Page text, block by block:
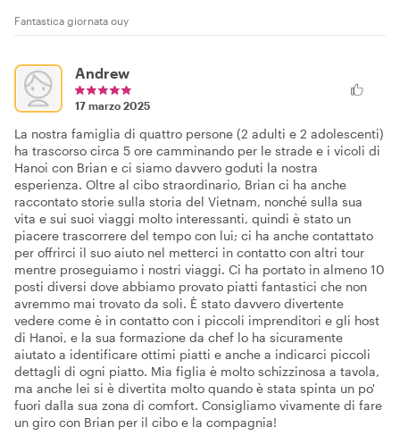
Fantastica giornata ouy
Andrew
17 marzo 2025
La nostra famiglia di quattro persone (2 adulti e 2 adolescenti)
ha trascorso circa 5 ore camminando per le strade e i vicoli di
Hanoi con Brian e ci siamo davvero goduti la nostra
esperienza. Oltre al cibo straordinario, Brian ci ha anche
raccontato storie sulla storia del Vietnam, nonché sulla sua
vita e sui suoi viaggi molto interessanti, quindi è stato un
piacere trascorrere del tempo con lui; ci ha anche contattato
per offrirci il suo aiuto nel metterci in contatto con altri tour
mentre proseguiamo i nostri viaggi. Ci ha portato in almeno 10
posti diversi dove abbiamo provato piatti fantastici che non
avremmo mai trovato da soli. È stato davvero divertente
vedere come è in contatto con i piccoli imprenditori e gli host
di Hanoi, e la sua formazione da chef lo ha sicuramente
aiutato a identificare ottimi piatti e anche a indicarci piccoli
dettagli di ogni piatto. Mia figlia è molto schizzinosa a tavola,
ma anche lei si è divertita molto quando è stata spinta un po'
fuori dalla sua zona di comfort. Consigliamo vivamente di fare
un giro con Brian per il cibo e la compagnia!